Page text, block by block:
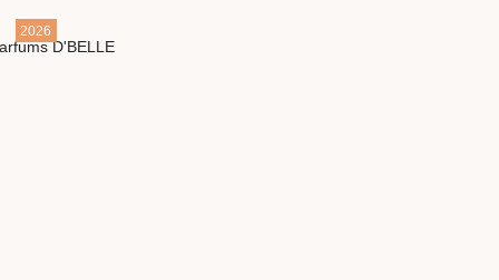
2026